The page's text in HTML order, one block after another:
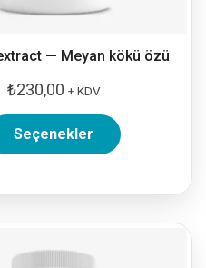
— Meyan kökü özü
₺230,00 + KDV
Seçenekler